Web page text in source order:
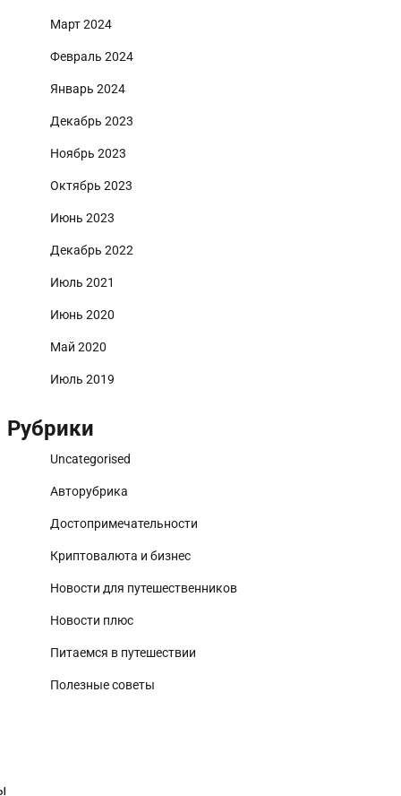
Март 2024
Февраль 2024
Январь 2024
Декабрь 2023
Ноябрь 2023
Октябрь 2023
Июнь 2023
Декабрь 2022
Июль 2021
Июнь 2020
Май 2020
Июль 2019
Рубрики
Uncategorised
Авторубрика
Достопримечательности
Криптовалюта и бизнес
Новости для путешественников
Новости плюс
Питаемся в путешествии
Полезные советы